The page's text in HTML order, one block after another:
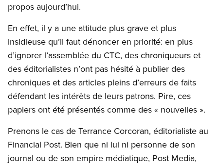
propos aujourd’hui.
En effet, il y a une attitude plus grave et plus
insidieuse qu’il faut dénoncer en priorité: en plus
d’ignorer l’assemblée du CTC, des chroniqueurs et
des éditorialistes n’ont pas hésité à publier des
chroniques et des articles pleins d’erreurs de faits
défendant les intérêts de leurs patrons. Pire, ces
papiers ont été présentés comme des « nouvelles ».
Prenons le cas de Terrance Corcoran, éditorialiste au
Financial Post. Bien que ni lui ni personne de son
journal ou de son empire médiatique, Post Media,